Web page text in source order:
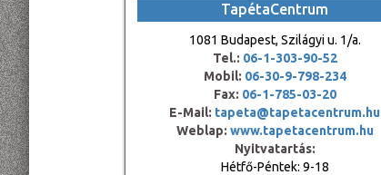
TapétaCentrum
1081 Budapest, Szilágyi u. 1/a.
Tel.: 06-1-303-90-52
Mobil: 06-30-9-798-234
Fax: 06-1-785-03-20
E-Mail: tapeta@tapetacentrum.hu
Weblap: www.tapetacentrum.hu
Nyitvatartás:
Hétfő-Péntek: 9-18